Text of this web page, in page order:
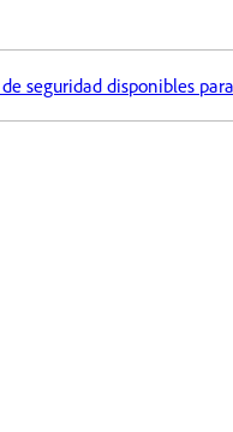
seguridad disponibles